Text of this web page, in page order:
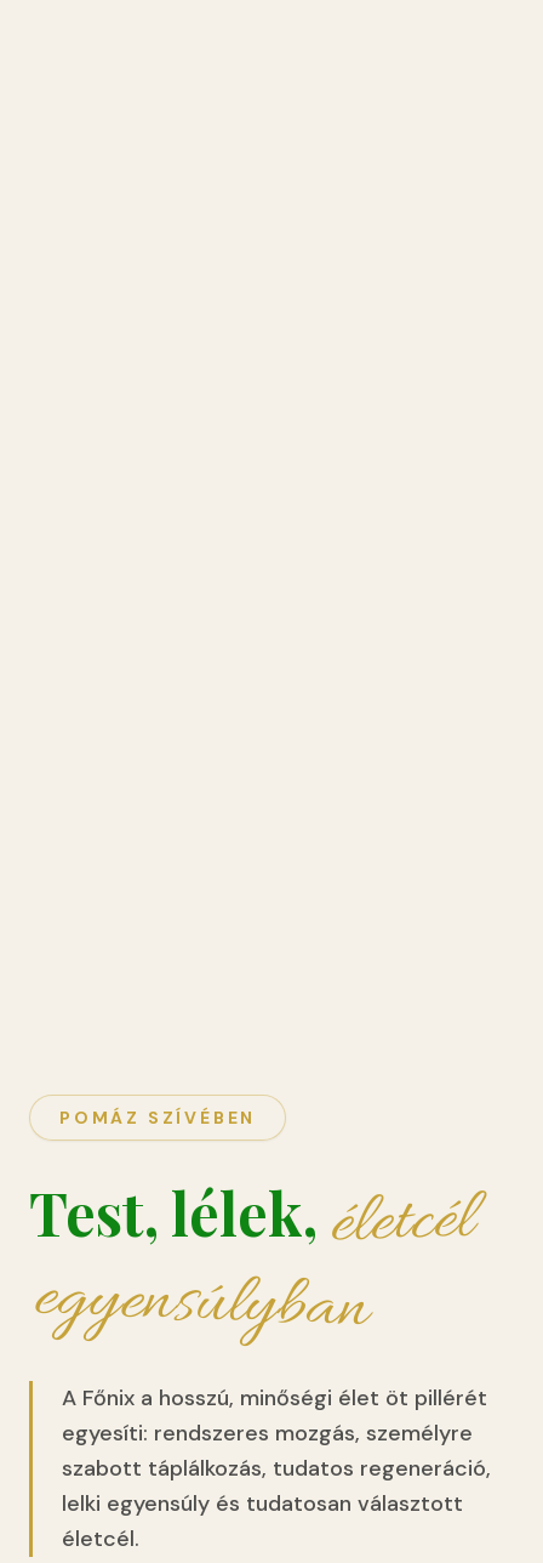
POMÁZ SZÍVÉBEN
Test, lélek, életcél
egyensúlyban
A Főnix a hosszú, minőségi élet öt pillérét
egyesíti: rendszeres mozgás, személyre
szabott táplálkozás, tudatos regeneráció,
lelki egyensúly és tudatosan választott
életcél.